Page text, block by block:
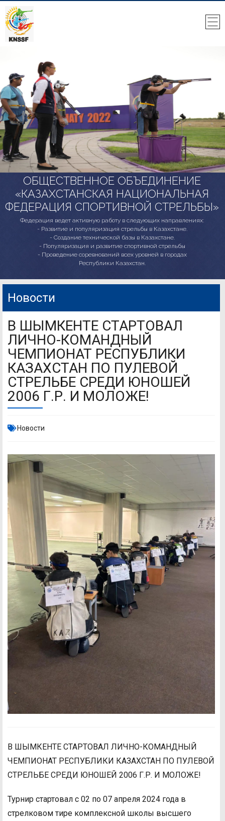
ОБЩЕСТВЕННОЕ ОБЪЕДИНЕНИЕ
«КАЗАХСТАНСКАЯ НАЦИОНАЛЬНАЯ
ФЕДЕРАЦИЯ СПОРТИВНОЙ СТРЕЛЬБЫ»
Федерация ведет активную работу в следующих направлениях:
- Развитие и популяризация стрельбы в Казахстане.
- Создание технической базы в Казахстане.
- Популяризация и развитие спортивной стрельбы
- Проведение соревнований всех уровней в городах
Республики Казахстан.
Новости
В ШЫМКЕНТЕ СТАРТОВАЛ
ЛИЧНО-КОМАНДНЫЙ
ЧЕМПИОНАТ РЕСПУБЛИКИ
КАЗАХСТАН ПО ПУЛЕВОЙ
СТРЕЛЬБЕ СРЕДИ ЮНОШЕЙ
2006 Г.Р. И МОЛОЖЕ!
Новости
В ШЫМКЕНТЕ СТАРТОВАЛ ЛИЧНО-КОМАНДНЫЙ
ЧЕМПИОНАТ РЕСПУБЛИКИ КАЗАХСТАН ПО ПУЛЕВОЙ
СТРЕЛЬБЕ СРЕДИ ЮНОШЕЙ 2006 Г.Р. И МОЛОЖЕ!
Турнир стартовал с 02 по 07 апреля 2024 года в
стрелковом тире комплексной школы высшего